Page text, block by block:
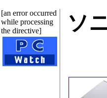
[an error occurred
while processing
the directive]
ソ